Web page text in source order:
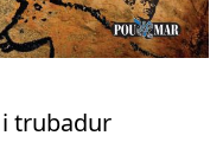
trubadur